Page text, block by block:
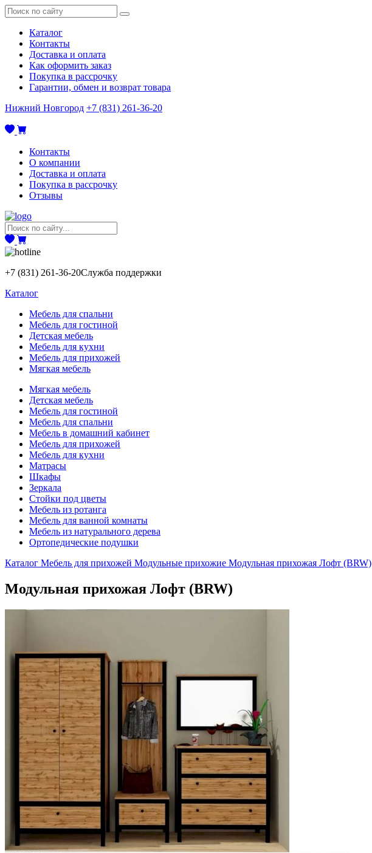
Каталог
Контакты
Доставка и оплата
Как оформить заказ
Покупка в рассрочку
Гарантии, обмен и возврат товара
Нижний Новгород +7 (831) 261-36-20
Контакты
О компании
Доставка и оплата
Покупка в рассрочку
Отзывы
+7 (831) 261-36-20Служба поддержки
Каталог
Мебель для спальни
Мебель для гостиной
Детская мебель
Мебель для кухни
Мебель для прихожей
Мягкая мебель
Мягкая мебель
Детская мебель
Мебель для гостиной
Мебель для спальни
Мебель в домашний кабинет
Мебель для прихожей
Мебель для кухни
Матрасы
Шкафы
Зеркала
Стойки под цветы
Мебель из ротанга
Мебель для ванной комнаты
Мебель из натурального дерева
Ортопедические подушки
Каталог Мебель для прихожей Модульные прихожие Модульная прихожая Лофт (BRW)
Модульная прихожая Лофт (BRW)